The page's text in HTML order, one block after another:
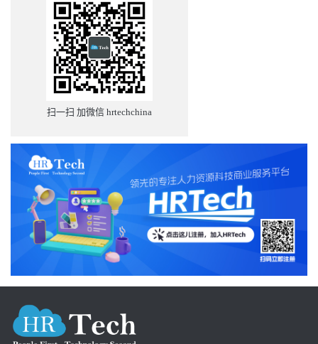
扫一扫 加微信 hrtechchina